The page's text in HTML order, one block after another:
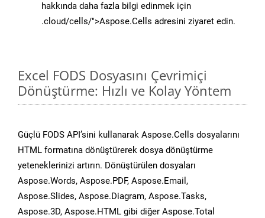
hakkında daha fazla bilgi edinmek için
.cloud/cells/">Aspose.Cells adresini ziyaret edin.
Excel FODS Dosyasını Çevrimiçi
Dönüştürme: Hızlı ve Kolay Yöntem
Güçlü FODS API’sini kullanarak Aspose.Cells dosyalarını
HTML formatına dönüştürerek dosya dönüştürme
yeteneklerinizi artırın. Dönüştürülen dosyaları
Aspose.Words, Aspose.PDF, Aspose.Email,
Aspose.Slides, Aspose.Diagram, Aspose.Tasks,
Aspose.3D, Aspose.HTML gibi diğer Aspose.Total